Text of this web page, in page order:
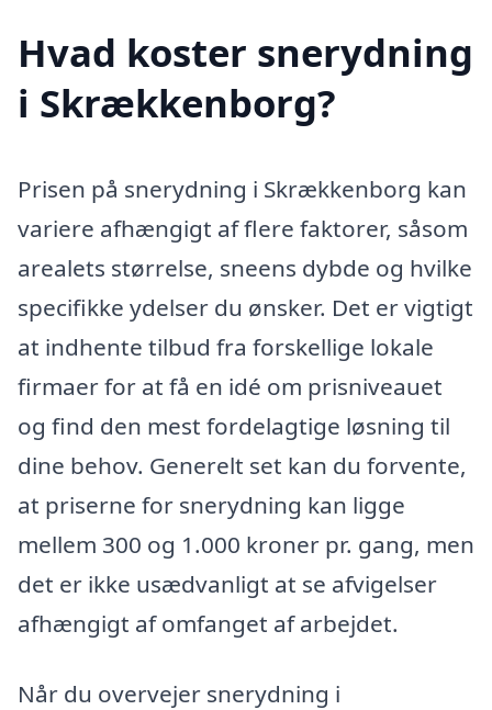
Hvad koster snerydning
i Skrækkenborg?
Prisen på snerydning i Skrækkenborg kan
variere afhængigt af flere faktorer, såsom
arealets størrelse, sneens dybde og hvilke
specifikke ydelser du ønsker. Det er vigtigt
at indhente tilbud fra forskellige lokale
firmaer for at få en idé om prisniveauet
og find den mest fordelagtige løsning til
dine behov. Generelt set kan du forvente,
at priserne for snerydning kan ligge
mellem 300 og 1.000 kroner pr. gang, men
det er ikke usædvanligt at se afvigelser
afhængigt af omfanget af arbejdet.
Når du overvejer snerydning i